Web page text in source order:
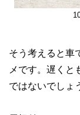
そう考えると車
メです。遅くと
ではないでしょ